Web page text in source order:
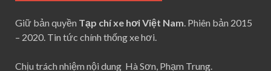
Giữ bản quyền Tạp chí xe hơi Việt Nam. Phiên bản 2015
– 2020. Tin tức chính thống xe hơi.
Chịu trách nhiệm nội dung Hà Sơn, Phạm Trung.